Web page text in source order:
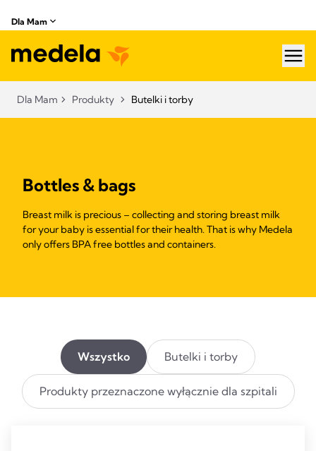
Dla Mam
Dla Mam Produkty Butelki i torby
Bottles & bags
Breast milk is precious – collecting and storing breast milk
for your baby is essential for their health. That is why Medela
only offers BPA free bottles and containers.
Wszystko Butelki i torby
Produkty przeznaczone wyłącznie dla szpitali